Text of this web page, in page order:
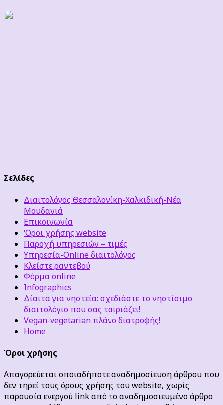
Σελίδες
Διαιτολόγος Θεσσαλονίκη-Χαλκιδική-Νέα
Μουδανιά
Επικοινωνία
‘Οροι χρήσης website
Παροχή υπηρεσιών – τιμές
Υπηρεσία-Online διαιτολόγος
Κλείστε ραντεβού
Φόρμα online
Infographics
Δίαιτα για νηστεία: σχεδιάστε το νηστίσιμο
διαιτολόγιο που σας ταιριάζει!
Vegan-vegetarian πλάνο διατροφής!
Home
Όροι χρήσης
Απαγορεύεται οποιαδήποτε αναδημοσίευση άρθρου που
δεν τηρεί τους όρους χρήσης του website, χωρίς
παρουσία ενεργού link από το αναδημοσιευμένο άρθρο